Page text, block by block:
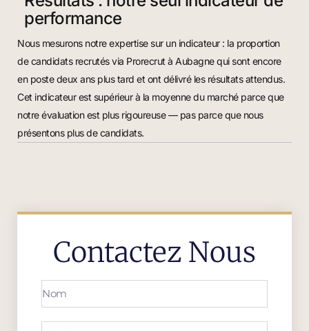
performance
Nous mesurons notre expertise sur un indicateur : la proportion
de candidats recrutés via Prorecrut à Aubagne qui sont encore
en poste deux ans plus tard et ont délivré les résultats attendus.
Cet indicateur est supérieur à la moyenne du marché parce que
notre évaluation est plus rigoureuse — pas parce que nous
présentons plus de candidats.
Contactez Nous